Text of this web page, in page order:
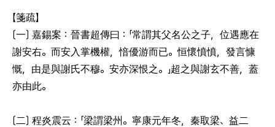
【箋疏】
〔一〕 嘉錫案：晉書超傳曰：「常謂其父名公之子，位遇應在
謝安右。而安入掌機權，愔優游而已。恒懷憤憤，發言慷
慨，由是與謝氏不穆。安亦深恨之。」超之與謝玄不善，蓋
亦由此。
〔二〕 程炎震云：「梁謂梁州。寧康元年冬，秦取梁、益二